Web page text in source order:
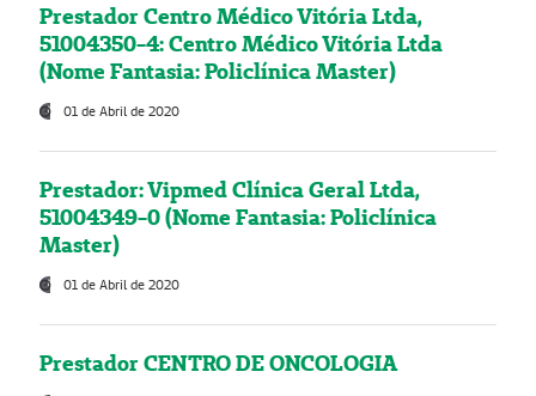
Prestador Centro Médico Vitória Ltda,
51004350-4: Centro Médico Vitória Ltda
(Nome Fantasia: Policlínica Master)
01 de Abril de 2020
Prestador: Vipmed Clínica Geral Ltda,
51004349-0 (Nome Fantasia: Policlínica
Master)
01 de Abril de 2020
Prestador CENTRO DE ONCOLOGIA